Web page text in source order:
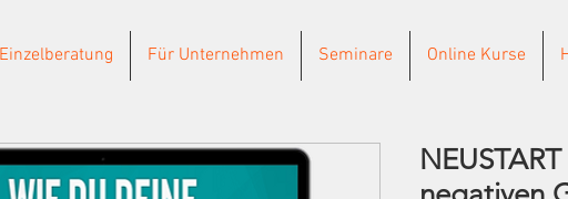
Einzelberatung Für Unternehmen Seminare Online Kurse